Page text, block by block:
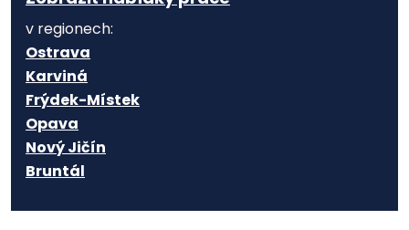
v regionech:
Ostrava
Karviná
Frýdek-Místek
Opava
Nový Jičín
Bruntál